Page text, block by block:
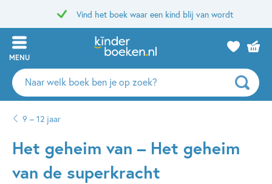
Vind het boek waar een kind blij van wordt
MENU
Zoeken
naar
auteurs
uitgevers
9 – 12 jaar
Het geheim van – Het geheim
van de superkracht